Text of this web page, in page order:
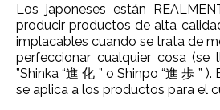
Los japoneses están
producir productos de alta
implacables cuando se trata de
perfeccionar cualquier cosa (se
”Shinka “進 化 ” o Shinpo “進 歩 ”
se aplica a los productos para el